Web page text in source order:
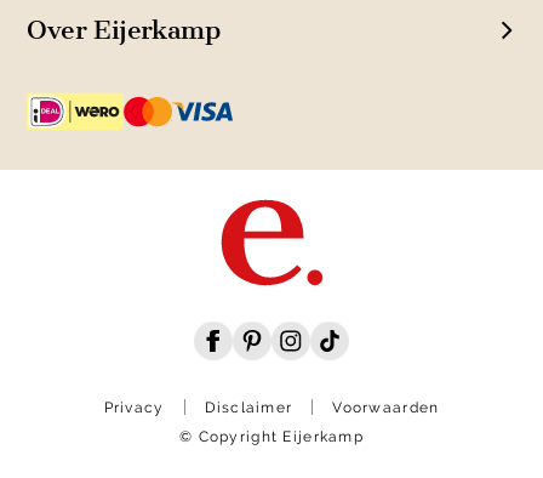
Over Eijerkamp
Privacy Disclaimer
Voorwaarden
© Copyright Eijerkamp